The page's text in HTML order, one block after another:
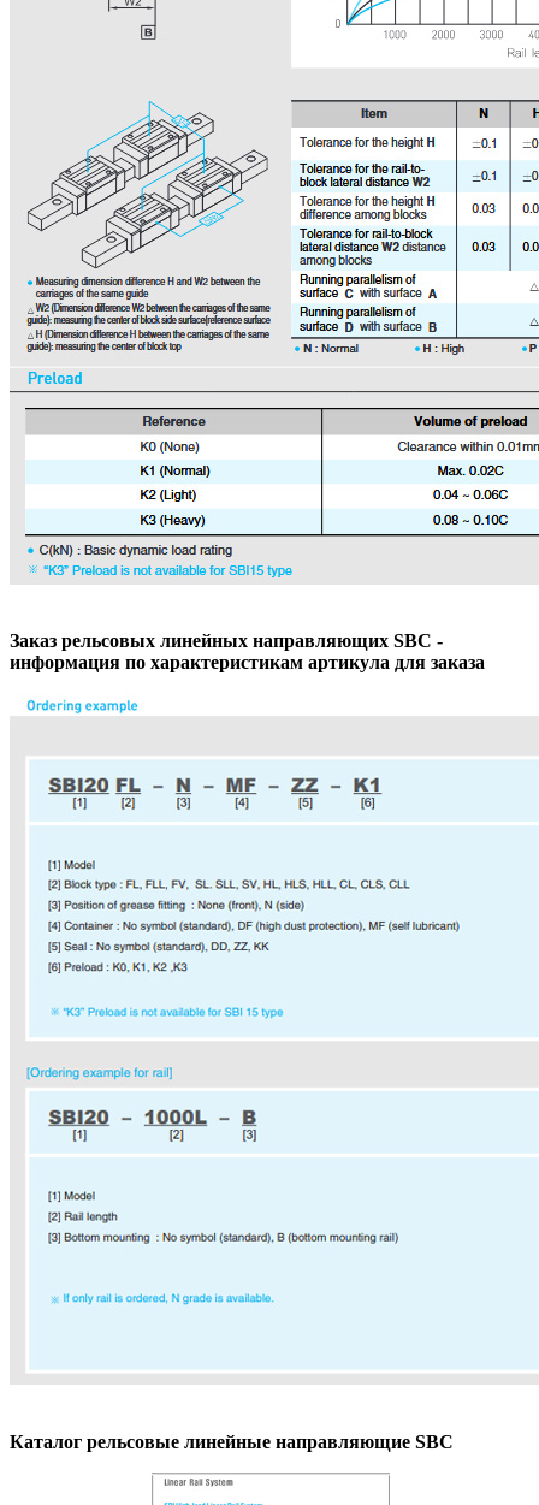
Заказ рельсовых линейных направляющих SBC -
информация по характеристикам артикула для заказа
Каталог рельсовые линейные направляющие SBC